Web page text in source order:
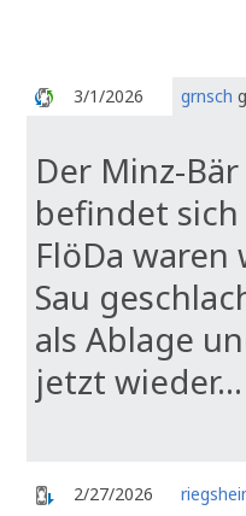
3/1/2026 grnsch
Der Minz-
befindet
FlöDa
Sau
als Ablage
jetzt wieder...
2/27/2026